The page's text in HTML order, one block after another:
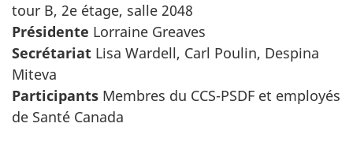
tour B, 2e étage, salle 2048
Présidente Lorraine Greaves
Secrétariat Lisa Wardell, Carl Poulin, Despina
Miteva
Participants Membres du CCS-PSDF et employés
de Santé Canada